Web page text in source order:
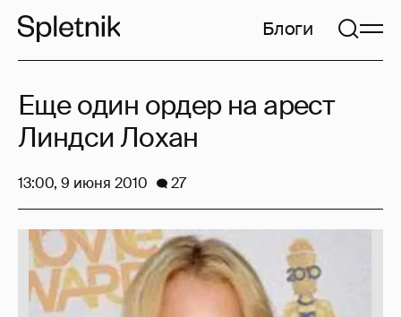
Блоги
Еще один ордер на арест
Линдси Лохан
13:00, 9 июня 2010 27